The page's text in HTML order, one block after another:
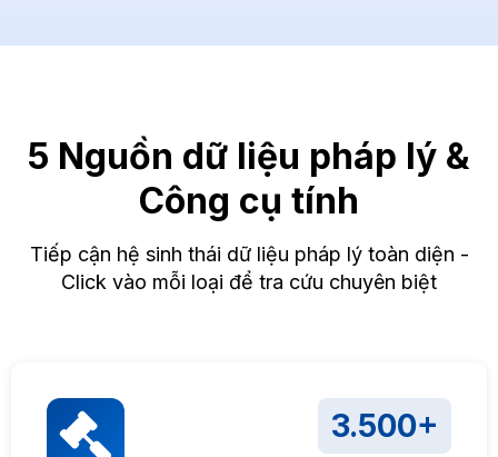
5 Nguồn dữ liệu pháp lý &
Công cụ tính
Tiếp cận hệ sinh thái dữ liệu pháp lý toàn diện -
Click vào mỗi loại để tra cứu chuyên biệt
3.500+